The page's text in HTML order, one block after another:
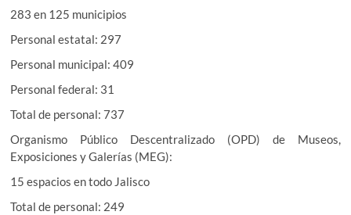
283 en 125 municipios
Personal estatal: 297
Personal municipal: 409
Personal federal: 31
Total de personal: 737
Organismo Público Descentralizado (OPD) de Museos,
Exposiciones y Galerías (MEG):
15 espacios en todo Jalisco
Total de personal: 249